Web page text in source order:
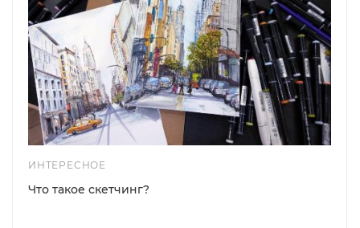
ИНТЕРЕСНОЕ
Что такое скетчинг?